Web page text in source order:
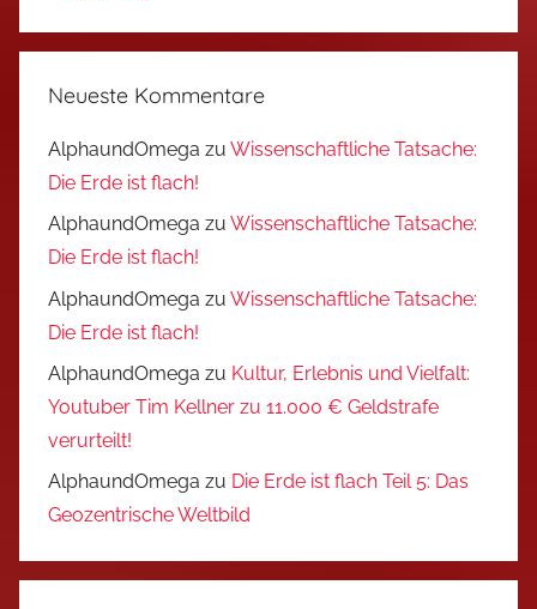
Neueste Kommentare
AlphaundOmega zu Wissenschaftliche Tatsache:
Die Erde ist flach!
AlphaundOmega zu Wissenschaftliche Tatsache:
Die Erde ist flach!
AlphaundOmega zu Wissenschaftliche Tatsache:
Die Erde ist flach!
AlphaundOmega zu Kultur, Erlebnis und Vielfalt:
Youtuber Tim Kellner zu 11.000 € Geldstrafe
verurteilt!
AlphaundOmega zu Die Erde ist flach Teil 5: Das
Geozentrische Weltbild